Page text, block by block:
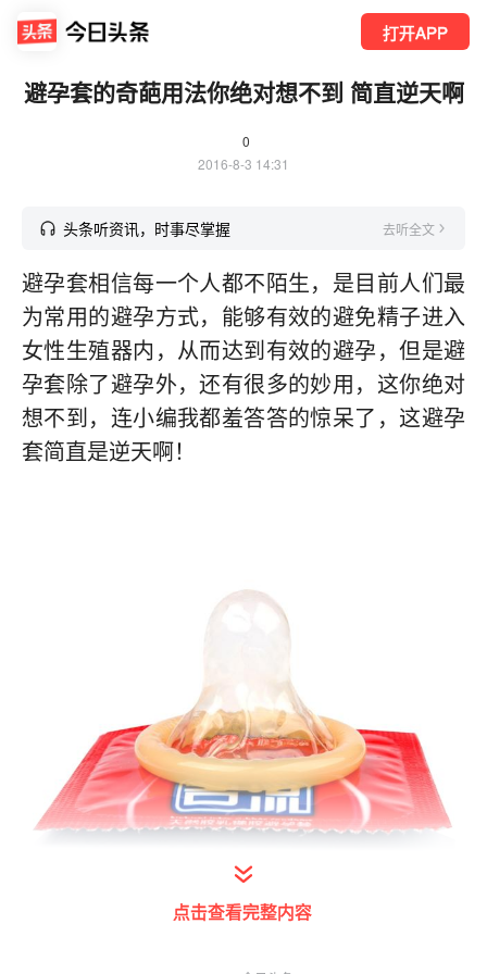
打开APP
避孕套的奇葩用法你绝对想不到 简直逆天啊
0
2016-8-3 14:31
头条听资讯，时事尽掌握 去听全文
避孕套相信每一个人都不陌生，是目前人们最
为常用的避孕方式，能够有效的避免精子进入
女性生殖器内，从而达到有效的避孕，但是避
孕套除了避孕外，还有很多的妙用，这你绝对
想不到，连小编我都羞答答的惊呆了，这避孕
套简直是逆天啊！
点击查看完整内容